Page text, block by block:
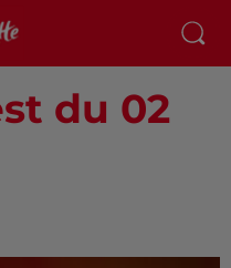
du 02